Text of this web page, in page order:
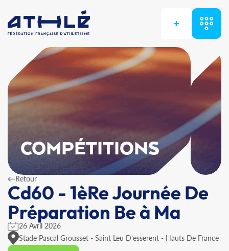
+
COMPÉTITIONS
Retour
Cd60 - 1èRe Journée De
Préparation Be à Ma
26 Avril 2026
Stade Pascal Grousset - Saint Leu D'esserent - Hauts De France